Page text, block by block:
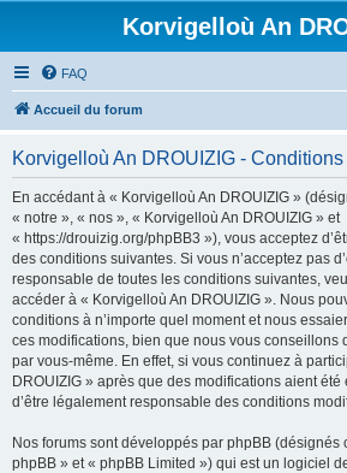
Korvigelloù An
FAQ
Accueil du forum
Korvigelloù An DROUIZIG - Conditions
En accédant à « Korvigelloù An DROUIZIG »
« notre », « nos », « Korvigelloù An DROUIZIG » et
« https://drouizig.org/phpBB3 »), vous acceptez
des conditions suivantes. Si vous n’acceptez pas
responsable de toutes les conditions suivantes,
accéder à « Korvigelloù An DROUIZIG ». Nous
conditions à n’importe quel moment et nous
ces modifications, bien que nous vous conseillons
par vous-même. En effet, si vous continuez à
DROUIZIG » après que des modifications aient
d’être légalement responsable des conditions
Nos forums sont développés par phpBB (désignés
phpBB » et « phpBB Limited ») qui est un logiciel